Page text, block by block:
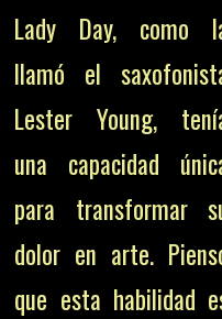
Lady Day, como
llamó el
Lester Young,
una capacidad
para transformar
dolor en arte.
que esta habilidad